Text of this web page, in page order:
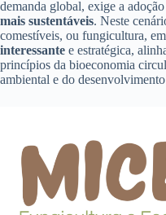
demanda global, exige a
mais sustentáveis. Neste
comestíveis, ou fungicultura,
interessante e estratégica,
princípios da bioeconomia
ambiental e do